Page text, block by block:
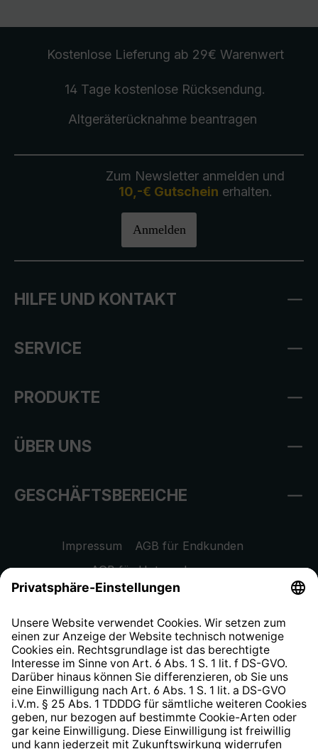
Kostenlose Lieferung ab 29€ Warenwert
14 Tage kostenlose Rücksendung.
Altgeräterücknahmebeantragen
Zum Newsletter anmelden und
10,-€ Gutschein erhalten.
Anmelden
HILFE UND KONTAKT
SERVICE
PRODUKTE
ÜBER UNS
GESCHÄFTSBEREICHE
Impressum
AGB für Endkunden
AGB für Unternehmen
Datenschutzhinweis
Widerrufsrecht
Hinweisgeberschutzsystem
Barrierefreiheit